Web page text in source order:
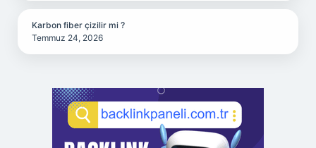
Karbon fiber çizilir mi ?
Temmuz 24, 2026